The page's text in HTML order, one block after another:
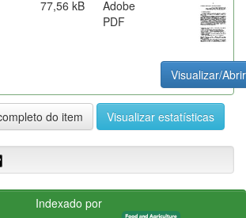
77,56 kB
Adobe
PDF
Visualizar/Abrir
do item Visualizar estatísticas
Indexado por